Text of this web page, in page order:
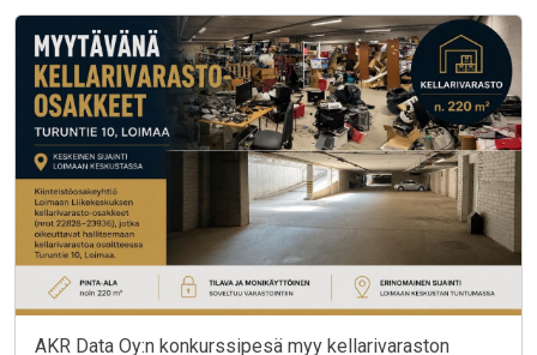
AKR Data Oy:n konkurssipesä myy kellarivaraston